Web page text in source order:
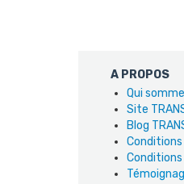
A PROPOS
Qui
Site
Blog